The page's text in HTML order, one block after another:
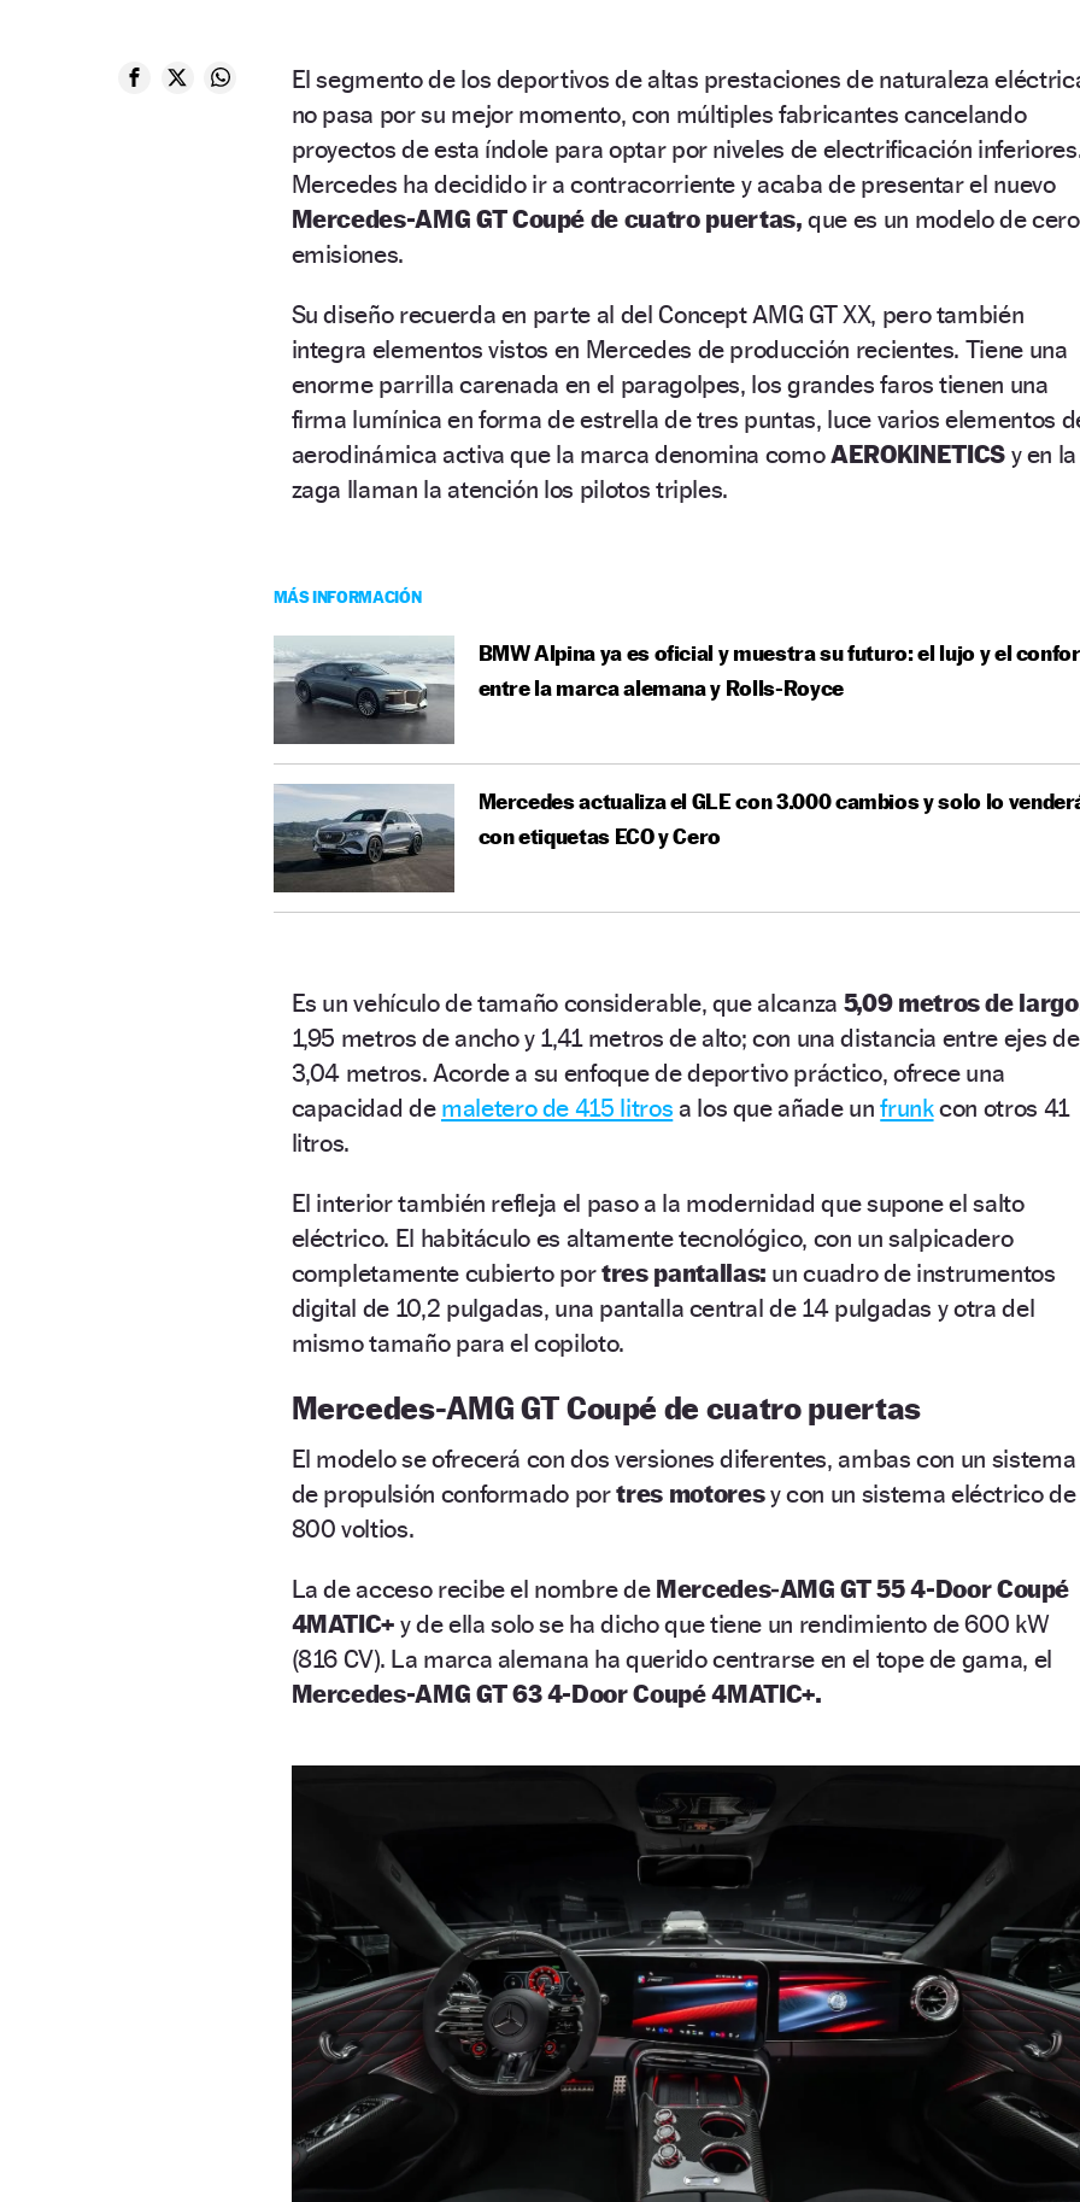
El segmento de los deportivos de altas prestaciones de naturaleza
no pasa por su mejor momento, con múltiples fabricantes cancelando
proyectos de esta índole para optar por niveles de electrificación
Mercedes ha decidido ir a contracorriente y acaba de presentar el nuevo
Mercedes-AMG GT Coupé de cuatro puertas, que es un modelo de cero
emisiones.
Su diseño recuerda en parte al del Concept AMG GT XX, pero también
integra elementos vistos en Mercedes de producción recientes. Tiene una
enorme parrilla carenada en el paragolpes, los grandes faros tienen una
firma lumínica en forma de estrella de tres puntas, luce varios elementos
aerodinámica activa que la marca denomina comoAEROKINETICS y en la
zaga llaman la atención los pilotos triples.
MÁS INFORMACIÓN
BMW Alpina ya es oficial y muestra su futuro: el lujo y el
entre la marca alemana y Rolls-Royce
Mercedes actualiza el GLE con 3.000 cambios y solo lo
con etiquetas ECO y Cero
Es un vehículo de tamaño considerable, que alcanza 5,09 metros de
1,95 metros de ancho y 1,41 metros de alto; con una distancia entre ejes de
3,04 metros. Acorde a su enfoque de deportivo práctico, ofrece una
capacidad de maletero de 415 litros a los que añade unfrunkcon otros 41
litros.
El interior también refleja el paso a la modernidad que supone el salto
eléctrico. El habitáculo es altamente tecnológico, con un salpicadero
completamente cubierto portres pantallas: un cuadro de instrumentos
digital de 10,2 pulgadas, una pantalla central de 14 pulgadas y otra del
mismo tamaño para el copiloto.
Mercedes-AMG GT Coupé de cuatro puertas
El modelo se ofrecerá con dos versiones diferentes, ambas con un sistema
de propulsión conformado portres motoresy con un sistema eléctrico de
800 voltios.
La de acceso recibe el nombre de Mercedes‑AMG GT 55 4-Door Coupé
4MATIC+ y de ella solo se ha dicho que tiene un rendimiento de 600 kW
(816 CV). La marca alemana ha querido centrarse en el tope de gama, el
Mercedes-AMG GT 63 4-Door Coupé 4MATIC+.